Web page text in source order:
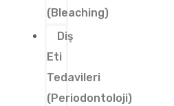
(Bleaching)
Diş
Eti
Tedavileri
(Periodontoloji)